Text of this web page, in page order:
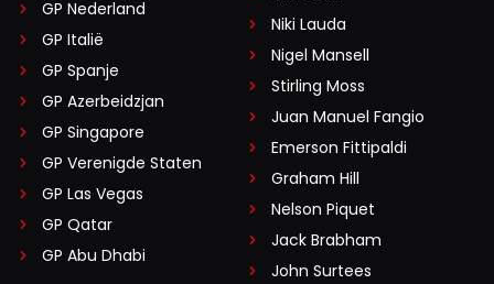
GP Nederland
GP Italië
GP Spanje
GP Azerbeidzjan
GP Singapore
GP Verenigde Staten
GP Las Vegas
GP Qatar
GP Abu Dhabi
Niki Lauda
Nigel Mansell
Stirling Moss
Juan Manuel Fangio
Emerson Fittipaldi
Graham Hill
Nelson Piquet
Jack Brabham
John Surtees